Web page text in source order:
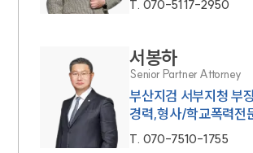
T. 070-5117-2950
서봉하
Senior Partner Attorney
부산지검 서부지청 부
경력,형사/학교폭력전
T. 070-7510-1755